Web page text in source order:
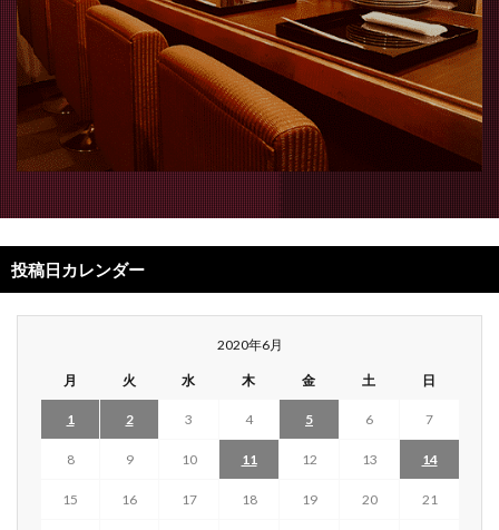
投稿日カレンダー
2020年6月
月 火 水 木 金 土 日
1 2 3 4 5 6 7
8 9 10 11 12 13 14
15 16 17 18 19 20 21